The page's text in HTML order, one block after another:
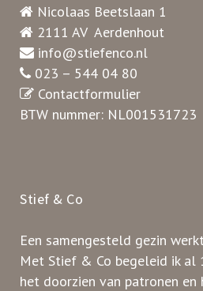
Nicolaas Beetslaan 1
2111 AV Aerdenhout
info@stiefenco.nl
023 – 544 04 80
Contactformulier
BTW nummer: NL001531723
Stief & Co
Een samengesteld gezin
Met Stief & Co begeleid ik al
het doorzien van patronen en